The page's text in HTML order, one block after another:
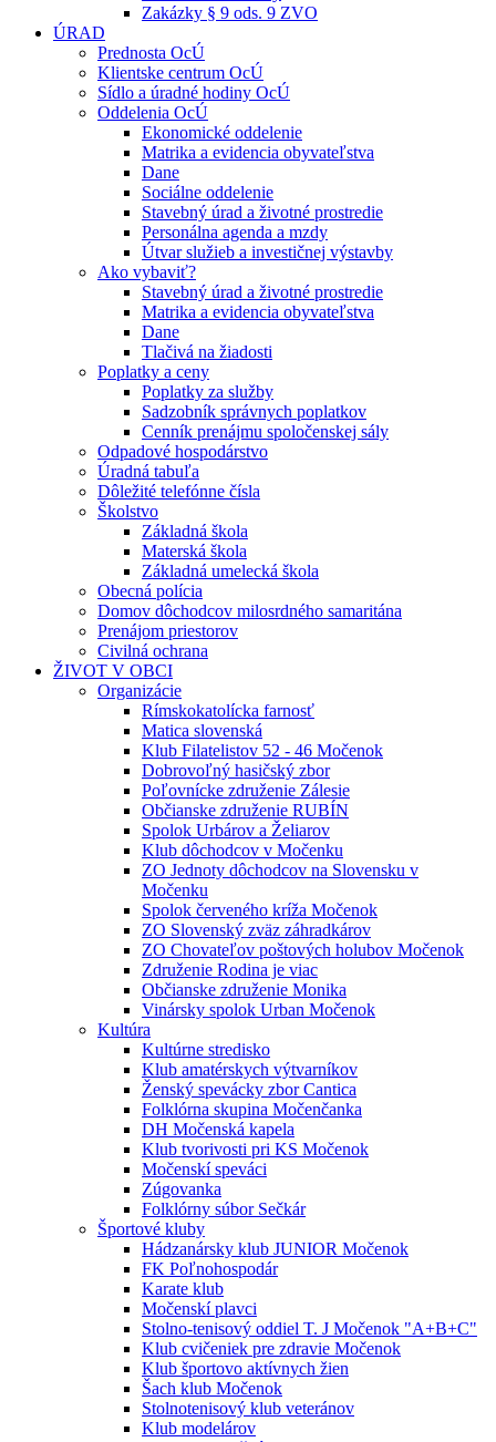
Zakázky § 9 ods. 9 ZVO
ÚRAD
Prednosta OcÚ
Klientske centrum OcÚ
Sídlo a úradné hodiny OcÚ
Oddelenia OcÚ
Ekonomické oddelenie
Matrika a evidencia obyvateľstva
Dane
Sociálne oddelenie
Stavebný úrad a životné prostredie
Personálna agenda a mzdy
Útvar služieb a investičnej výstavby
Ako vybaviť?
Stavebný úrad a životné prostredie
Matrika a evidencia obyvateľstva
Dane
Tlačivá na žiadosti
Poplatky a ceny
Poplatky za služby
Sadzobník správnych poplatkov
Cenník prenájmu spoločenskej sály
Odpadové hospodárstvo
Úradná tabuľa
Dôležité telefónne čísla
Školstvo
Základná škola
Materská škola
Základná umelecká škola
Obecná polícia
Domov dôchodcov milosrdného samaritána
Prenájom priestorov
Civilná ochrana
ŽIVOT V OBCI
Organizácie
Rímskokatolícka farnosť
Matica slovenská
Klub Filatelistov 52 - 46 Močenok
Dobrovoľný hasičský zbor
Poľovnícke združenie Zálesie
Občianske združenie RUBÍN
Spolok Urbárov a Želiarov
Klub dôchodcov v Močenku
ZO Jednoty dôchodcov na Slovensku v
Močenku
Spolok červeného kríža Močenok
ZO Slovenský zväz záhradkárov
ZO Chovateľov poštových holubov Močenok
Združenie Rodina je viac
Občianske združenie Monika
Vinársky spolok Urban Močenok
Kultúra
Kultúrne stredisko
Klub amatérskych výtvarníkov
Ženský spevácky zbor Cantica
Folklórna skupina Močenčanka
DH Močenská kapela
Klub tvorivosti pri KS Močenok
Močenskí speváci
Zúgovanka
Folklórny súbor Sečkár
Športové kluby
Hádzanársky klub JUNIOR Močenok
FK Poľnohospodár
Karate klub
Močenskí plavci
Stolno-tenisový oddiel T. J Močenok "A+B+C"
Klub cvičeniek pre zdravie Močenok
Klub športovo aktívnych žien
Šach klub Močenok
Stolnotenisový klub veteránov
Klub modelárov